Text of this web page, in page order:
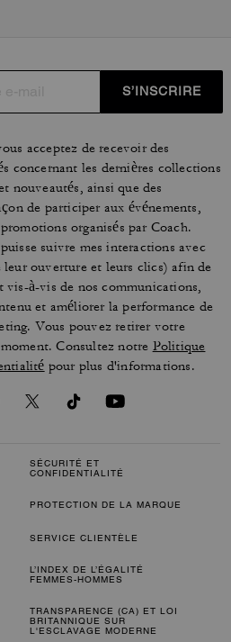
S’INSCRIRE
acceptez de recevoir des
concernant les dernières collections
nouveautés, ainsi que des
de participer aux événements,
organisés par Coach.
suivre mes interactions avec
leur ouverture et leurs clics) afin de
vis-à-vis de nos communications,
et améliorer la performance de
Vous pouvez retirer votre
Consultez notre Politique
pour plus d'informations.
SÉCURITÉ ET
CONFIDENTIALITÉ
PROTECTION DE LA MARQUE
SERVICE CLIENTÈLE
L’INDEX DE L’ÉGALITÉ
FEMMES-HOMMES
TRANSPARENCE (CA) ET LOI
BRITANNIQUE SUR
L'ESCLAVAGE MODERNE